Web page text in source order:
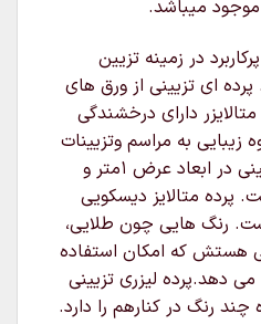
میباشد.
در زمینه تزیین
ای تزیینی از ورق های
دارای درخشندگی
به مراسم وتزیینات
شما می دهد. پرده ای تزیینی در ابعاد عرض ۱متر و
است. پرده متالایز دیسکویی
رنگ هایی چون طلایی،
هستش که امکان استفاده
دهد.پرده لیزری تزیینی
رنگ‌ در کنارهم را دارد.